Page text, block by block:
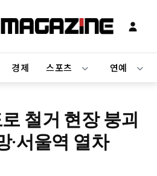
경제 스포츠 연예
철거 현장 붕괴
·서울역 열차